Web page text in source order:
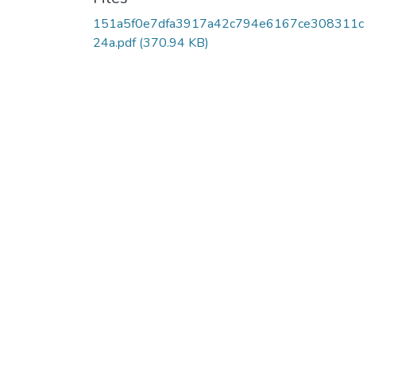
151a5f0e7dfa3917a42c794e6167ce308311c
24a.pdf(370.94 KB)